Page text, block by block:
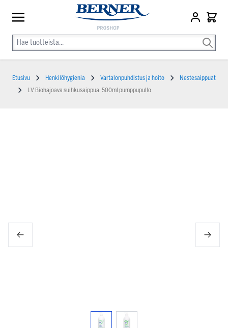
Etusivu Henkilöhygienia Vartalonpuhdistus ja hoito
Nestesaippuat
LV Biohajoava suihkusaippua, 500ml pumppupullo